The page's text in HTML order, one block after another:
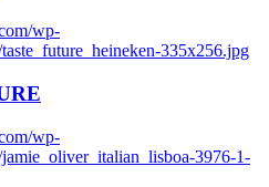
wp-
335x256.jpg
wp-
3976-1-